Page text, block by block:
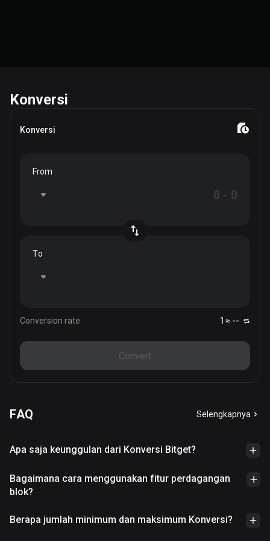
Konversi
Konversi
From
To
Conversion rate 1 ≈ --
Convert
FAQ Selengkapnya
Apa saja keunggulan dari Konversi Bitget?
Bagaimana cara menggunakan fitur perdagangan
blok?
Berapa jumlah minimum dan maksimum Konversi?